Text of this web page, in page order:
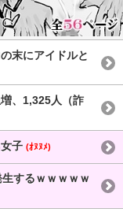
末にアイドルと
、1,325人（詐
子 (ｵﾇﾇﾒ)
するｗｗｗｗｗ